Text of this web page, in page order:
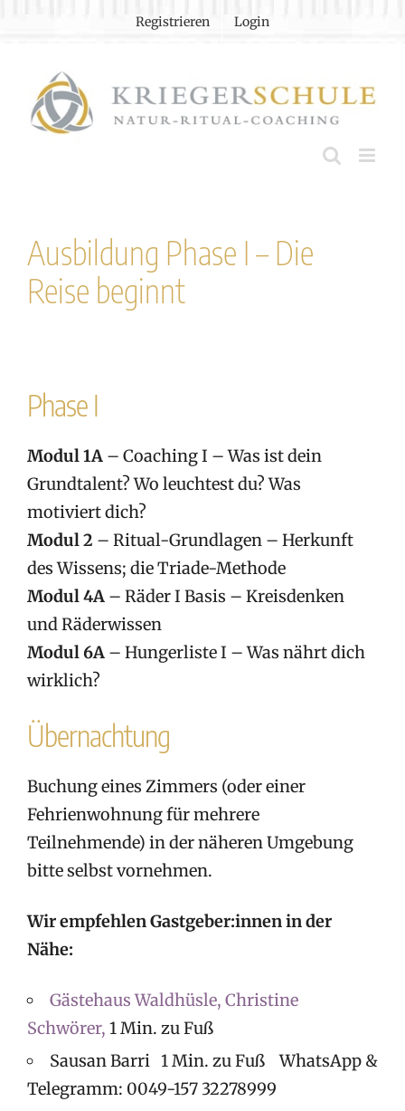
springen
Registrieren Login
Ausbildung Phase I – Die
Reise beginnt
Phase I
Modul 1A– Coaching I – Was ist dein
Grundtalent? Wo leuchtest du? Was
motiviert dich?
Modul 2 – Ritual-Grundlagen – Herkunft
des Wissens; die Triade-Methode
Modul 4A – Räder I Basis – Kreisdenken
und Räderwissen
Modul 6A– Hungerliste I – Was nährt dich
wirklich?
Übernachtung
Buchung eines Zimmers (oder einer
Fehrienwohnung für mehrere
Teilnehmende) in der näheren Umgebung
bitte selbst vornehmen.
Wir empfehlen Gastgeber:innen in der
Nähe:
Gästehaus Waldhüsle, Christine
Schwörer, 1 Min. zu Fuß
Sausan Barri 1 Min. zu Fuß WhatsApp &
Telegramm: 0049-157 32278999